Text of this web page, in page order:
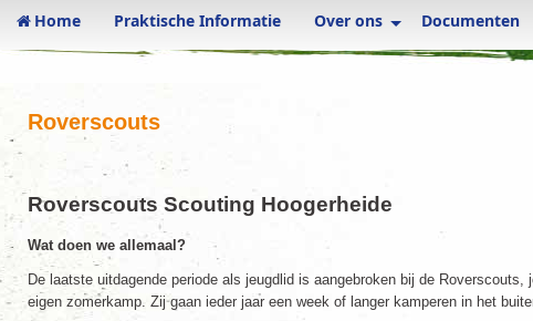
Home Praktische Informatie Over ons Documenten
Roverscouts
Roverscouts Scouting Hoogerheide
Wat doen we allemaal?
De laatste uitdagende periode als jeugdlid is aangebroken bij de
eigen zomerkamp. Zij gaan ieder jaar een week of langer kamperen in het